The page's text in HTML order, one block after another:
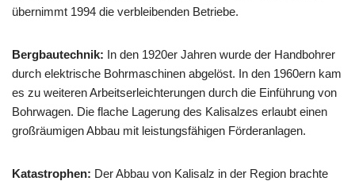
übernimmt 1994 die verbleibenden Betriebe.
Bergbautechnik: In den 1920er Jahren wurde der Handbohrer
durch elektrische Bohrmaschinen abgelöst. In den 1960ern kam
es zu weiteren Arbeitserleichterungen durch die Einführung von
Bohrwagen. Die flache Lagerung des Kalisalzes erlaubt einen
großräumigen Abbau mit leistungsfähigen Förderanlagen.
Katastrophen: Der Abbau von Kalisalz in der Region brachte